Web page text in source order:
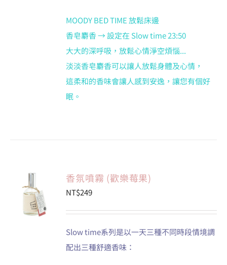
MOODY BED TIME 放鬆床邊
香皂麝香 → 設定在 Slow time 23:50
大大的深呼吸，放鬆心情淨空煩惱...
淡淡香皂麝香可以讓人放鬆身體及心情，
這柔和的香味會讓人感到安逸，讓您有個好
眠。
加入購
物車
詳
情
香氛噴霧 (歡樂莓果)
NT$249
Slow time系列是以一天三種不同時段情境調
配出三種舒適香味：